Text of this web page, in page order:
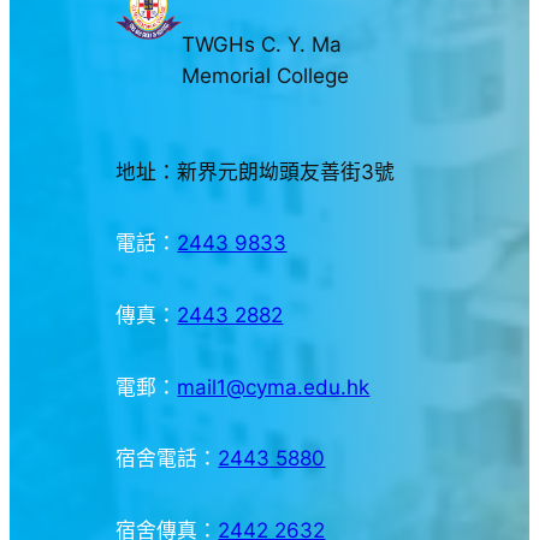
TWGHs C. Y. Ma
Memorial College
地址：新界元朗坳頭友善街3號
電話： 2443 9833
傳真： 2443 2882
電郵： mail1@cyma.edu.hk
宿舍電話： 2443 5880
宿舍傳真： 2442 2632